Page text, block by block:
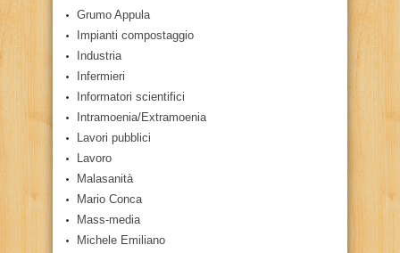
Grumo Appula
Impianti compostaggio
Industria
Infermieri
Informatori scientifici
Intramoenia/Extramoenia
Lavori pubblici
Lavoro
Malasanità
Mario Conca
Mass-media
Michele Emiliano